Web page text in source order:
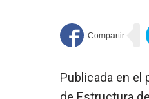
Publicada en el